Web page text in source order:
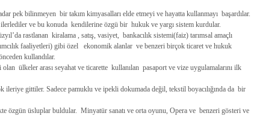
pek bilinmeyen bir takım kimyasalları elde etmeyi ve hayatta kullanmayı başardılar.
ve bu konuda kendilerine özgü bir hukuk ve yargı sistem kurdular.
rastlanan kiralama , satış, vasiyet, bankacılık sistemi(faiz) tarımsal amaçlı
faaliyetleri) gibi özel ekonomik alanlar ve benzeri birçok ticaret ve hukuk
kullandılar.
ülkeler arası seyahat ve ticarette kullanılan pasaport ve vize uygulamalarını ilk
ileriye gittiler. Sadece pamuklu ve ipekli dokumada değil, tekstil boyacılığında da bir
özgün üsluplar buldular. Minyatür sanatı ve orta oyunu, Opera ve benzeri gösteri ve